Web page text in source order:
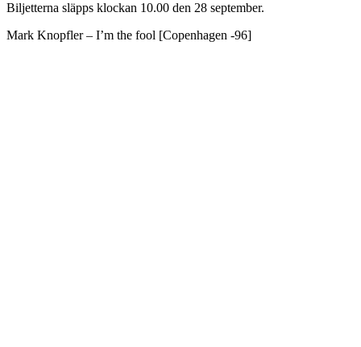
Biljetterna släpps klockan 10.00 den 28 september.
Mark Knopfler – I’m the fool [Copenhagen -96]